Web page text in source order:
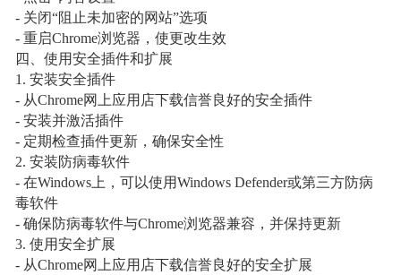
- 关闭“阻止未加密的网站”选项
- 重启Chrome浏览器，使更改生效
四、使用安全插件和扩展
1. 安装安全插件
- 从Chrome网上应用店下载信誉良好的安全插件
- 安装并激活插件
- 定期检查插件更新，确保安全性
2. 安装防病毒软件
- 在Windows上，可以使用Windows Defender或第三方防病
毒软件
- 确保防病毒软件与Chrome浏览器兼容，并保持更新
3. 使用安全扩展
- 从Chrome网上应用店下载信誉良好的安全扩展